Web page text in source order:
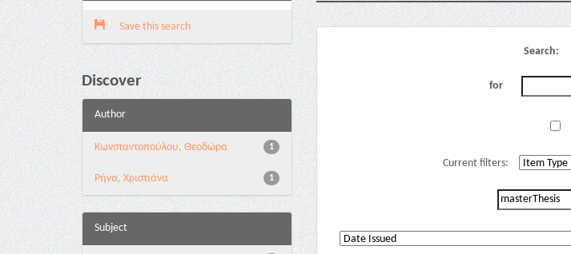
Save this search
Discover
Author
1
Κωνσταντοπούλου, Θεοδώρα
1
Ρήνα, Χριστιάνα
Subject
Search:
for
Current filters: